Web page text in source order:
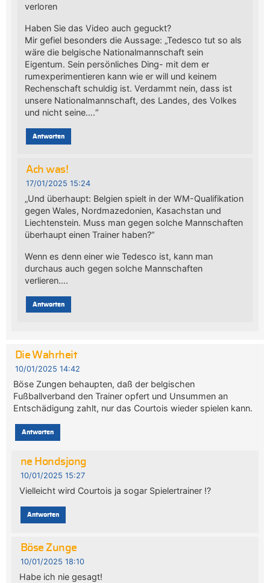
verloren
Haben Sie das Video auch geguckt?
Mir gefiel besonders die Aussage: „Tedesco tut so als
wäre die belgische Nationalmannschaft sein
Eigentum. Sein persönliches Ding- mit dem er
rumexperimentieren kann wie er will und keinem
Rechenschaft schuldig ist. Verdammt nein, dass ist
unsere Nationalmannschaft, des Landes, des Volkes
und nicht seine….“
Antworten
Ach was!
17/01/2025 15:24
„Und überhaupt: Belgien spielt in der WM-Qualifikation
gegen Wales, Nordmazedonien, Kasachstan und
Liechtenstein. Muss man gegen solche Mannschaften
überhaupt einen Trainer haben?“
Wenn es denn einer wie Tedesco ist, kann man
durchaus auch gegen solche Mannschaften
verlieren….
Antworten
Die Wahrheit
10/01/2025 14:42
Böse Zungen behaupten, daß der belgischen
Fußballverband den Trainer opfert und Unsummen an
Entschädigung zahlt, nur das Courtois wieder spielen kann.
Antworten
ne Hondsjong
10/01/2025 15:27
Vielleicht wird Courtois ja sogar Spielertrainer !?
Antworten
Böse Zunge
10/01/2025 18:10
Habe ich nie gesagt!